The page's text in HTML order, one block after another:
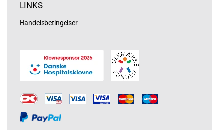
LINKS
Handelsbetingelser